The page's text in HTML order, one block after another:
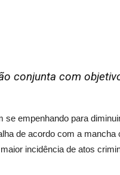
conjunta com
se empenhando para
de acordo com a
incidência de atos